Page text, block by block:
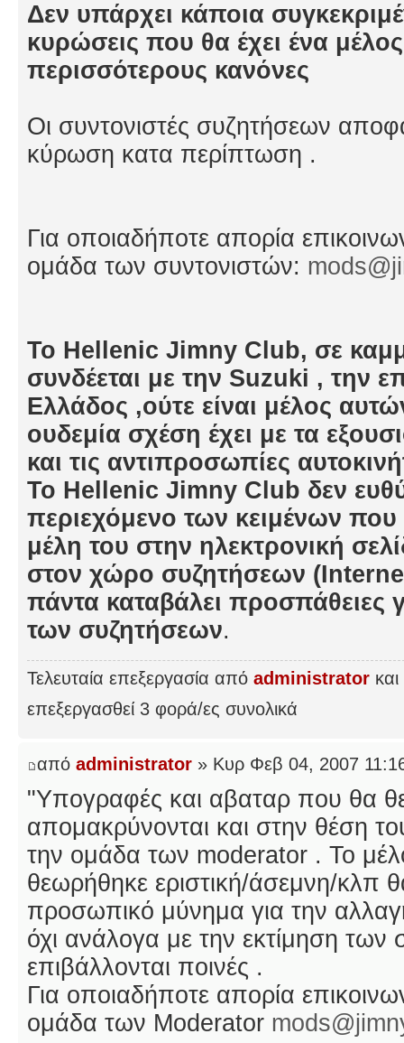
Δεν υπάρχει κάποια
κυρώσεις που θα έχει ένα
περισσότερους κανόνες
Οι συντονιστές συζητήσεων
κύρωση κατα περίπτωση .
Για οποιαδήποτε απορία
ομάδα των συντονιστών:
Το Hellenic Jimny Club, σε
συνδέεται με την Suzuki , την
Ελλάδος ,ούτε είναι μέλος
ουδεμία σχέση έχει με τα
και τις αντιπροσωπίες
To Hellenic Jimny Club δεν
περιεχόμενο των κειμένων που
μέλη του στην ηλεκτρονική
στον χώρο συζητήσεων
πάντα καταβάλει προσπάθειες
των συζητήσεων.
Τελευταία επεξεργασία από administrator
επεξεργασθεί 3 φορά/ες συνολικά
από administrator » Κυρ Φεβ 04, 2007
"Υπογραφές και αβαταρ που θα
απομακρύνονται και στην θέση
την ομάδα των moderator . Το
θεωρήθηκε εριστική/άσεμνη/κλπ
προσωπικό μύνημα για την
όχι ανάλογα με την εκτίμηση των
επιβάλλονται ποινές .
Για οποιαδήποτε απορία
ομάδα των Moderator